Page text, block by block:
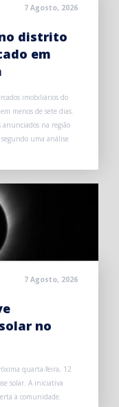
7 Agosto, 2026
distrito
em
imobiliários do
menos de sete dias.
na região
uma análise
7 Agosto, 2026
no
quarta-feira, 12
solar. A iniciativa
à comunidade.